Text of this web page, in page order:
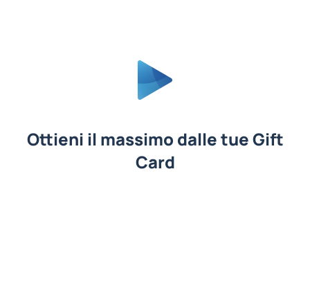
Ottieni il massimo dalle tue Gift
Card